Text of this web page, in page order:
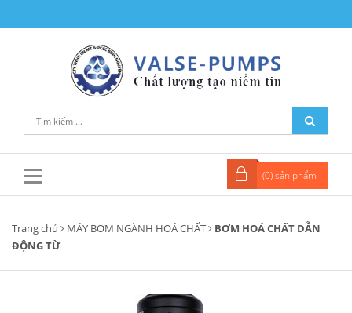
(0) sản phẩm
Trang chủ MÁY BƠM NGÀNH HOÁ CHẤT
BƠM HOÁ CHẤT DẪN
ĐỘNG TỪ